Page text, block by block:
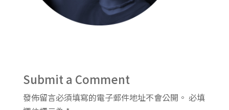
Submit a Comment
發佈留言必須填寫的電子郵件地址不會公開。 必填